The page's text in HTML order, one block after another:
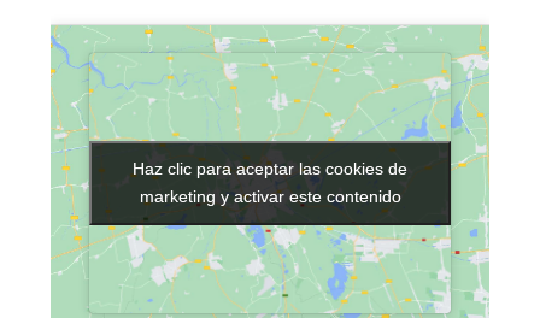
Haz clic para aceptar las cookies de
marketing y activar este contenido
Haz clic para aceptar las cookies de
marketing y activar este contenido